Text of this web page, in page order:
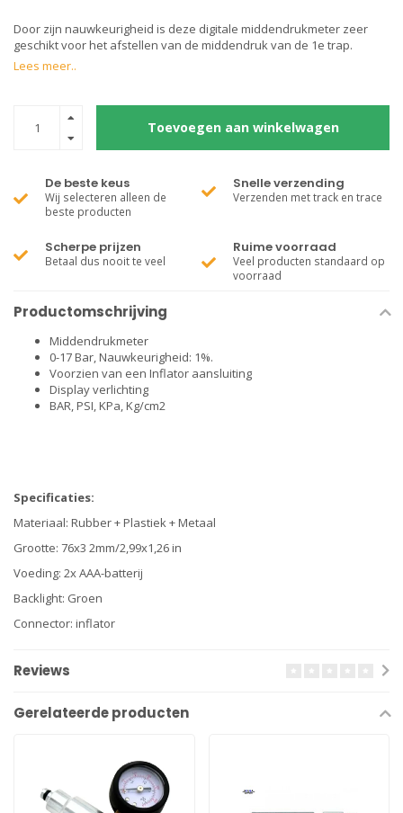
Door zijn nauwkeurigheid is deze digitale middendrukmeter zeer
geschikt voor het afstellen van de middendruk van de 1e trap.
Lees meer..
Toevoegen aan winkelwagen
De beste keus
Wij selecteren alleen de
beste producten
Snelle verzending
Verzenden met track en trace
Scherpe prijzen
Betaal dus nooit te veel
Ruime voorraad
Veel producten standaard op
voorraad
Productomschrijving
Middendrukmeter
0-17 Bar, Nauwkeurigheid: 1%.
Voorzien van een Inflator aansluiting
Display verlichting
BAR, PSI, KPa, Kg/cm2
Specificaties:
Materiaal: Rubber + Plastiek + Metaal
Grootte: 76x3 2mm/2,99x1,26 in
Voeding: 2x AAA-batterij
Backlight: Groen
Connector: inflator
Reviews
Gerelateerde producten